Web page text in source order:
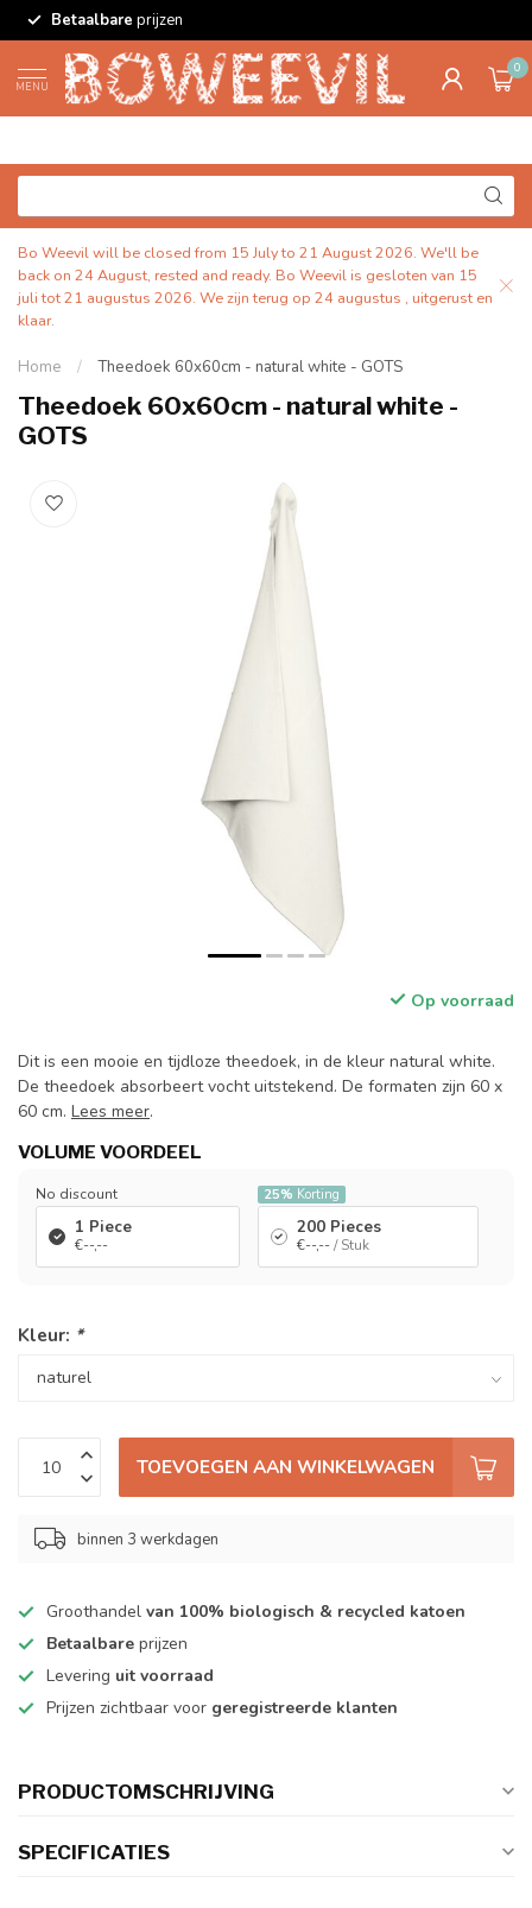
Betaalbare prijzen
MENU
0
Bo Weevil will be closed from 15 July to 21 August 2026. We'll be
back on 24 August, rested and ready. Bo Weevil is gesloten van 15
juli tot 21 augustus 2026. We zijn terug op 24 augustus , uitgerust en
klaar.
Home / Theedoek 60x60cm - natural white - GOTS
Theedoek 60x60cm - natural white -
GOTS
Op voorraad
Dit is een mooie en tijdloze theedoek, in de kleur natural white.
De theedoek absorbeert vocht uitstekend. De formaten zijn 60 x
60 cm. Lees meer.
VOLUME VOORDEEL
No discount
1 Piece
€--,--
25% Korting
200 Pieces
€--,-- / Stuk
Kleur: *
TOEVOEGEN AAN WINKELWAGEN
binnen 3 werkdagen
Groothandel van 100% biologisch & recycled katoen
Betaalbare prijzen
Levering uit voorraad
Prijzen zichtbaar voor geregistreerde klanten
PRODUCTOMSCHRIJVING
SPECIFICATIES